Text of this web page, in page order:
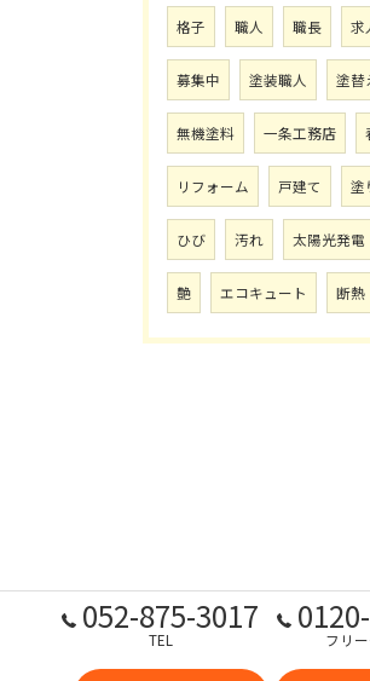
格子 職人 職長 求
募集中 塗装職人 塗替
無機塗料 一条工務店
リフォーム 戸建て 塗
ひび 汚れ 太陽光発電
艶 エコキュート 断熱
052-875-3017
TEL フリ